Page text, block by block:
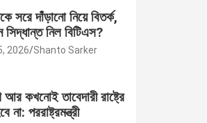
সরে দাঁড়ানো নিয়ে বিতর্ক,
নিল বিটিএস?
2026 Shanto Sarker
আর কখনোই তাবেদারী রাষ্ট্রে
না: পররাষ্ট্রমন্ত্রী